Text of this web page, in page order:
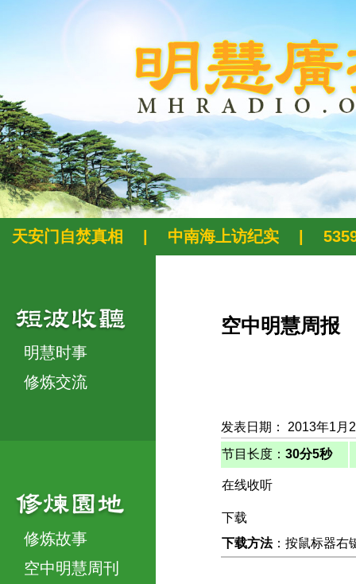
天安门自焚真相 中南海上访纪实
明慧时事
修炼交流
修炼故事
空中明慧周刊
空中明慧周报
发表日期： 2013年1月
节目长度： 30分5秒
在线收听
下载
下载方法：按鼠标器右